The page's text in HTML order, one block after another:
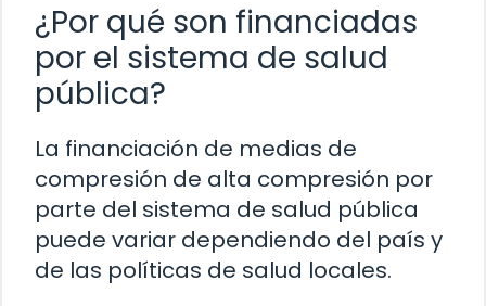
¿Por qué son financiadas
por el sistema de salud
pública?
La financiación de medias de
compresión de alta compresión por
parte del sistema de salud pública
puede variar dependiendo del país y
de las políticas de salud locales.